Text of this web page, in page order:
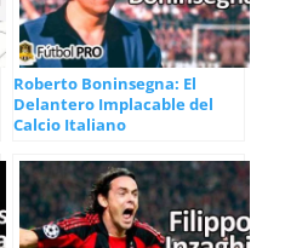
Roberto Boninsegna: El
Delantero Implacable del
Calcio Italiano